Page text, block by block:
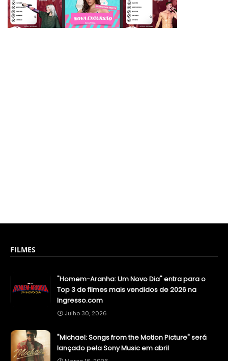
FILMES
"Homem-Aranha: Um Novo Dia" entra para o
Top 3 de filmes mais vendidos de 2026 na
Ingresso.com
Julho 30, 2026
"Michael: Songs from the Motion Picture" será
lançado pela Sony Music em abril